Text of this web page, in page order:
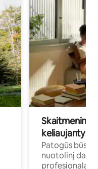
keliaujantys
Patogūs
nuotolinį